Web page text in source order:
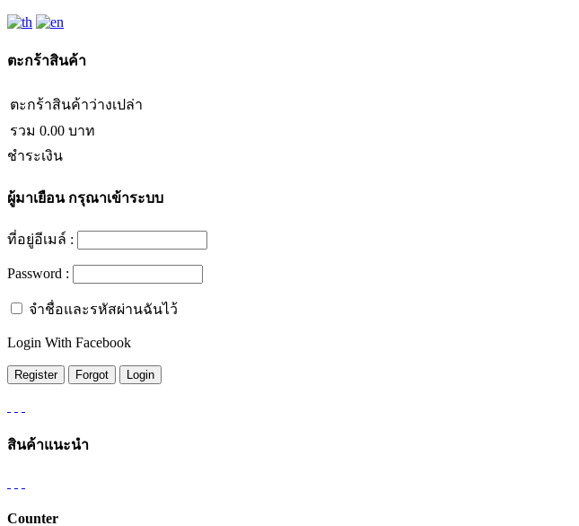
ตะกร้าสินค้า
ตะกร้าสินค้าว่างเปล่า
รวม 0.00 บาท
ชำระเงิน
ผู้มาเยือนกรุณาเข้าระบบ
ที่อยู่อีเมล์ :
Password :
จำชื่อและรหัสผ่านฉันไว้
Login With Facebook
สินค้าแนะนำ
Counter